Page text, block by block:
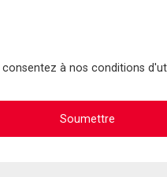
à nos conditions